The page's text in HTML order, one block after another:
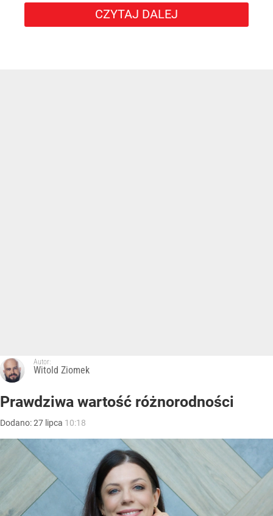
CZYTAJ DALEJ
Autor:
Witold Ziomek
Prawdziwa wartość różnorodności
Dodano:27 lipca 10:18